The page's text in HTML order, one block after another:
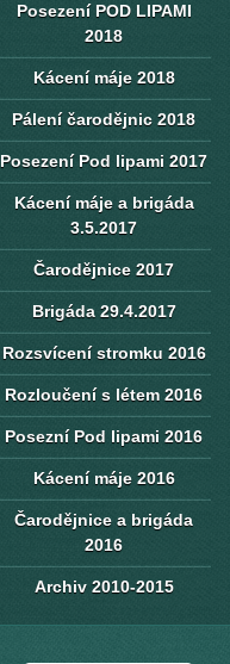
Posezení POD LIPAMI
2018
Kácení máje 2018
Pálení čarodějnic 2018
Posezení Pod lipami 2017
Kácení máje a brigáda
3.5.2017
Čarodějnice 2017
Brigáda 29.4.2017
Rozsvícení stromku 2016
Rozloučení s létem 2016
Posezní Pod lipami 2016
Kácení máje 2016
Čarodějnice a brigáda
2016
Archiv 2010-2015